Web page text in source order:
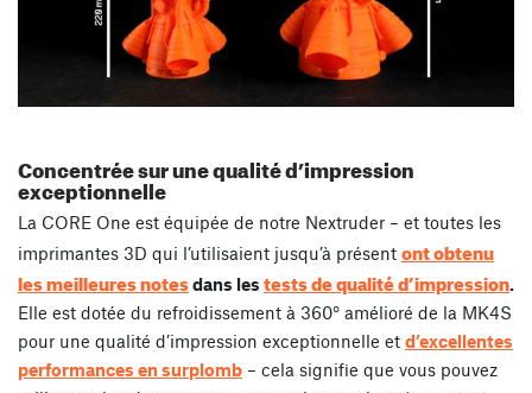
Concentrée sur une qualité d’impression
exceptionnelle
La CORE One est équipée de notre Nextruder – et toutes les
imprimantes 3D qui l’utilisaient jusqu’à présent ont obtenu
les meilleures notesdans les tests de qualité d’impression
Elle est dotée du refroidissement à 360° amélioré de la MK4S
pour une qualité d’impression exceptionnelle et d’excellentes
performances en surplomb – cela signifie que vous pouvez